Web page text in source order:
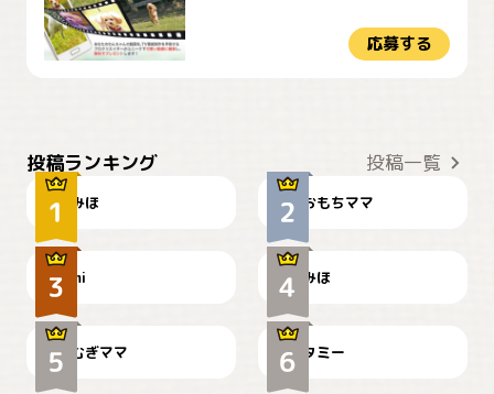
応募する
投稿ランキング 投稿一覧
みほ おもちママ
可愛い？
mi
見てるぞぉ
みほ
🌻とむぎ！
むぎママ
ドーベルマンのお友達邸に
て
タミー